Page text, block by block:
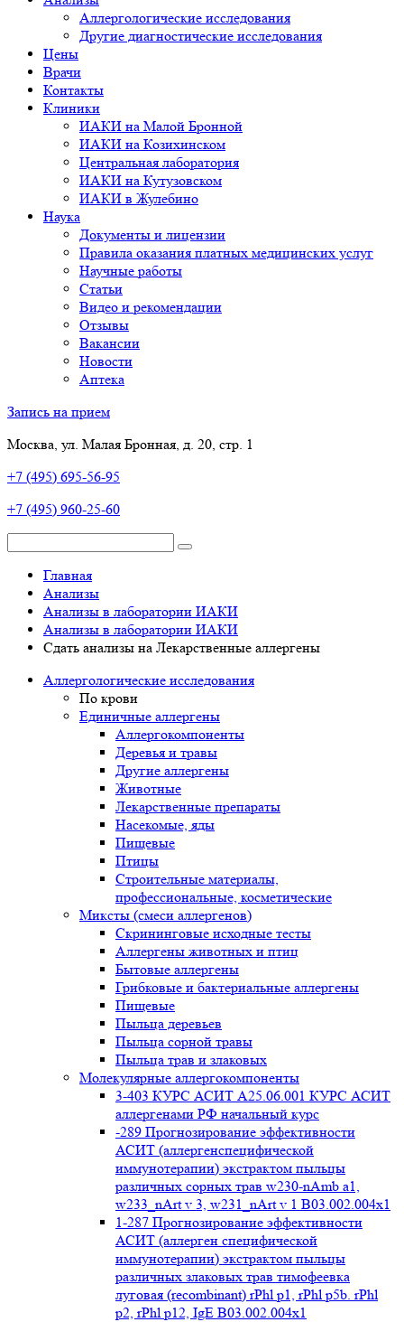
Аллергологические исследования
Другие диагностические исследования
Цены
Врачи
Контакты
Клиники
ИАКИ на Малой Бронной
ИАКИ на Козихинском
Центральная лаборатория
ИАКИ на Кутузовском
ИАКИ в Жулебино
Наука
Документы и лицензии
Правила оказания платных медицинских услуг
Научные работы
Статьи
Видео и рекомендации
Отзывы
Вакансии
Новости
Аптека
Запись на прием
Москва, ул. Малая Бронная, д. 20, стр. 1
+7 (495) 695-56-95
+7 (495) 960-25-60
Главная
Анализы
Анализы в лаборатории ИАКИ
Анализы в лаборатории ИАКИ
Сдать анализы на Лекарственные аллергены
Аллергологические исследования
По крови
Единичные аллергены
Аллергокомпоненты
Деревья и травы
Другие аллергены
Животные
Лекарственные препараты
Насекомые, яды
Пищевые
Птицы
Строительные материалы,
профессиональные, косметические
Миксты (смеси аллергенов)
Cкрининговые исходные тесты
Аллергены животных и птиц
Бытовые аллергены
Грибковые и бактериальные аллергены
Пищевые
Пыльца деревьев
Пыльца сорной травы
Пыльца трав и злаковых
Молекулярные аллергокомпоненты
3-403 КУРС АСИТ А25.06.001 КУРС АСИТ
аллергенами РФ начальный курс
-289 Прогнозирование эффективности
АСИТ (аллергенспецифической
иммунотерапии) экстрактом пыльцы
различных сорных трав w230-nAmb a1,
w233_nArt v 3, w231_nArt v 1 В03.002.004x1
1-287 Прогнозирование эффективности
АСИТ (аллерген специфической
иммунотерапии) экстрактом пыльцы
различных злаковых трав тимофеевка
луговая (recombinant) rPhl p1, rPhl p5b. rPhl
p2, rPhl p12, IgE В03.002.004x1